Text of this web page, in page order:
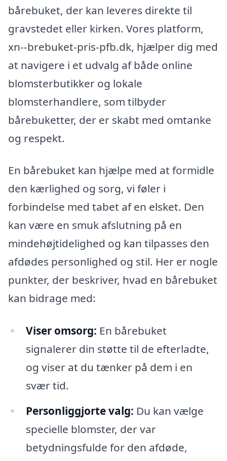
bårebuket, der kan leveres direkte til
gravstedet eller kirken. Vores platform,
xn--brebuket-pris-pfb.dk, hjælper dig med
at navigere i et udvalg af både online
blomsterbutikker og lokale
blomsterhandlere, som tilbyder
bårebuketter, der er skabt med omtanke
og respekt.
En bårebuket kan hjælpe med at formidle
den kærlighed og sorg, vi føler i
forbindelse med tabet af en elsket. Den
kan være en smuk afslutning på en
mindehøjtidelighed og kan tilpasses den
afdødes personlighed og stil. Her er nogle
punkter, der beskriver, hvad en bårebuket
kan bidrage med:
Viser omsorg: En bårebuket
signalerer din støtte til de efterladte,
og viser at du tænker på dem i en
svær tid.
Personliggjorte valg: Du kan vælge
specielle blomster, der var
betydningsfulde for den afdøde,